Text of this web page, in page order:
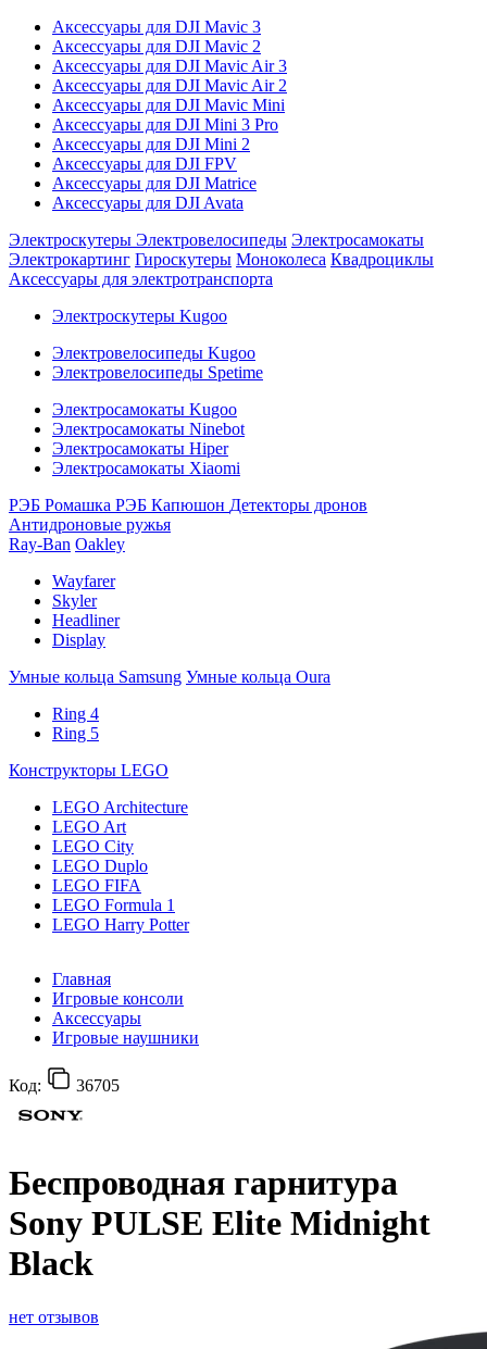
Аксессуары для DJI Mavic 3
Аксессуары для DJI Mavic 2
Аксессуары для DJI Mavic Air 3
Аксессуары для DJI Mavic Air 2
Аксессуары для DJI Mavic Mini
Аксессуары для DJI Mini 3 Pro
Аксессуары для DJI Mini 2
Аксессуары для DJI FPV
Аксессуары для DJI Matrice
Аксессуары для DJI Avata
Электроскутеры Электровелосипеды Электросамокаты
Электрокартинг Гироскутеры Моноколеса Квадроциклы
Аксессуары для электротранспорта
Электроскутеры Kugoo
Электровелосипеды Kugoo
Электровелосипеды Spetime
Электросамокаты Kugoo
Электросамокаты Ninebot
Электросамокаты Hiper
Электросамокаты Xiaomi
РЭБ Ромашка РЭБ Капюшон Детекторы дронов
Антидроновые ружья
Ray-Ban Oakley
Wayfarer
Skyler
Headliner
Display
Умные кольца Samsung Умные кольца Oura
Ring 4
Ring 5
Конструкторы LEGO
LEGO Architecture
LEGO Art
LEGO City
LEGO Duplo
LEGO FIFA
LEGO Formula 1
LEGO Harry Potter
Главная
Игровые консоли
Аксессуары
Игровые наушники
Код: 36705
Беспроводная гарнитура
Sony PULSE Elite Midnight
Black
нет отзывов